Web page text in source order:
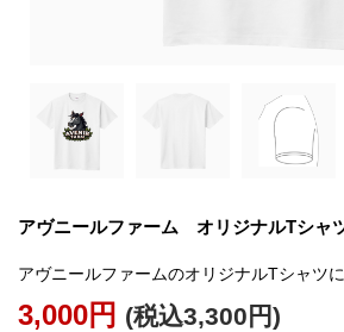
アヴニールファーム オリジナルTシャ
アヴニールファームのオリジナルTシャツに
3,000円 (税込3,300円)